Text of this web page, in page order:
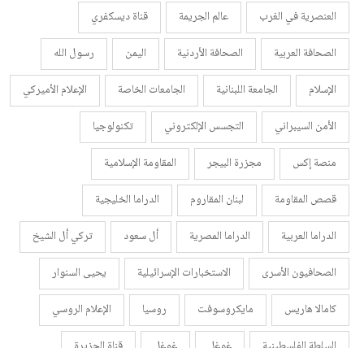
العنصرية في الغرب
عالم الجريمة
قناة ديسكفري
الصحافة العربية
الصحافة الأردنية اليمن
رسول الله
الإسلام
الجامعة اللبنانية الجامعات الخاصة
الإعلام الأميركي
الأمن السيبراني
التجسس الإلكتروني
تكنولوجيا
منصة إكس
مجزرة البيجر
المقاومة الإسلامية
قصص المقاومة
لبنان المقاروم
الدراما الخليجية
الدراما العربية
الدراما المصرية أل سعود
تركي أل الشيخ
الصحافيون الأسرى
الاستخبارات الإسرائيلية
يحيى السنوار
كامالا هاريس
مايكروسوفت روسيا
الإعلام الروسي